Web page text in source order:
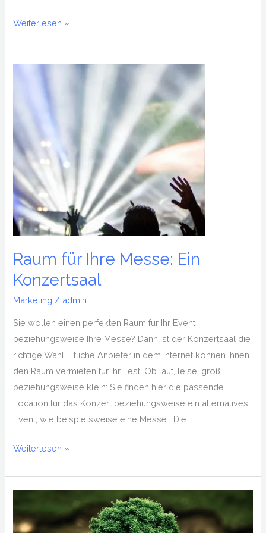
Weiterlesen »
Raum für Ihre Messe: Ein
Konzertsaal
Marketing / admin
Sie wollen einen perfekten Raum für Ihr Event
beziehungsweise Ihre Messe? Dann ist der Konzertsaal die
richtige Wahl. Etliche Anbieter in dem Internet können Ihnen
den Raum vermieten für Ihr Fest. Ob laut, leise, groß
beziehungsweise klein: Sie finden hier die passende
Location für das Konzert beziehungsweise ein alternatives
Event, wie beispielsweise eine Messe. Die
Konzertsaal
Weiterlesen »
Umweltrecht
neue